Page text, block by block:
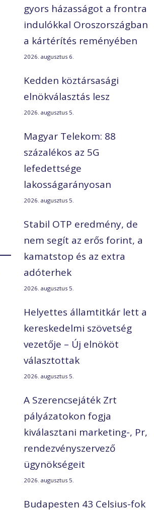
gyors házasságot a frontra
indulókkal Oroszországban
a kártérítés reményében
2026. augusztus 6.
Kedden köztársasági
elnökválasztás lesz
2026. augusztus 5.
Magyar Telekom: 88
százalékos az 5G
lefedettsége
lakosságarányosan
2026. augusztus 5.
Stabil OTP eredmény, de
nem segít az erős forint, a
kamatstop és az extra
adóterhek
2026. augusztus 5.
Helyettes államtitkár lett a
kereskedelmi szövetség
vezetője – Új elnököt
választottak
2026. augusztus 5.
A Szerencsejáték Zrt
pályázatokon fogja
kiválasztani marketing-, Pr,
rendezvényszervező
ügynökségeit
2026. augusztus 5.
Budapesten 43 Celsius-fok